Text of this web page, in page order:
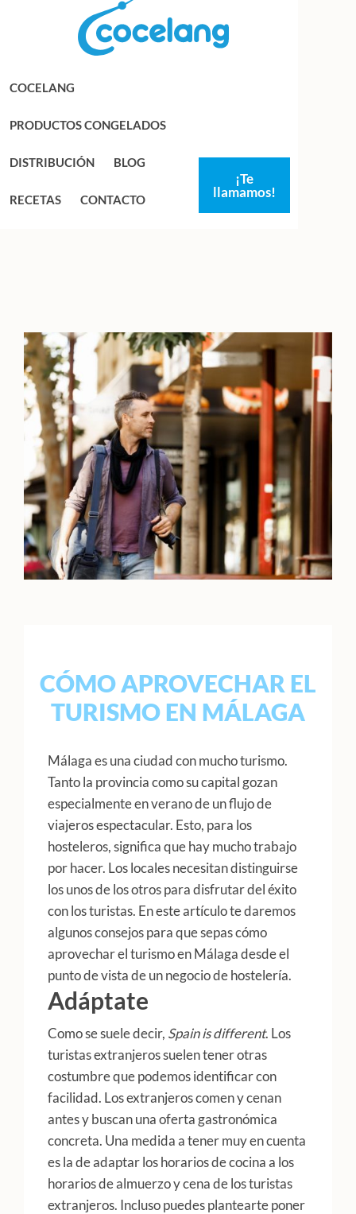
principal
COCELANG
PRODUCTOS CONGELADOS
DISTRIBUCIÓN BLOG
RECETAS CONTACTO
¡Te
llamamos!
CÓMO APROVECHAR EL
TURISMO EN MÁLAGA
Málaga es una ciudad con mucho turismo.
Tanto la provincia como su capital gozan
especialmente en verano de un flujo de
viajeros espectacular. Esto, para los
hosteleros, significa que hay mucho trabajo
por hacer. Los locales necesitan distinguirse
los unos de los otros para disfrutar del éxito
con los turistas. En este artículo te daremos
algunos consejos para que sepas cómo
aprovechar el turismo en Málaga desde el
punto de vista de un negocio de hostelería.
Adáptate
Como se suele decir, Spain is different. Los
turistas extranjeros suelen tener otras
costumbre que podemos identificar con
facilidad. Los extranjeros comen y cenan
antes y buscan una oferta gastronómica
concreta. Una medida a tener muy en cuenta
es la de adaptar los horarios de cocina a los
horarios de almuerzo y cena de los turistas
extranjeros. Incluso puedes plantearte poner